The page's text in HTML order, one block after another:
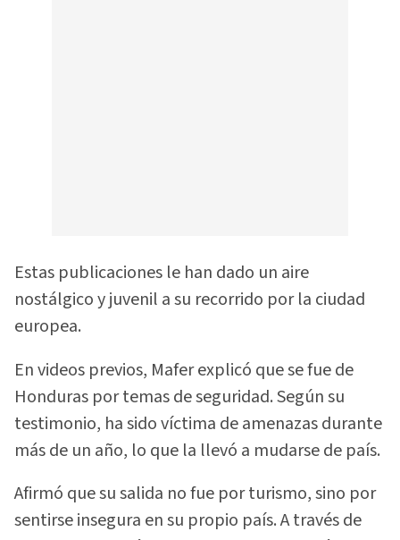
Estas publicaciones le han dado un aire
nostálgico y juvenil a su recorrido por la ciudad
europea.
En videos previos, Mafer explicó que se fue de
Honduras por temas de seguridad. Según su
testimonio, ha sido víctima de amenazas durante
más de un año, lo que la llevó a mudarse de país.
Afirmó que su salida no fue por turismo, sino por
sentirse insegura en su propio país. A través de